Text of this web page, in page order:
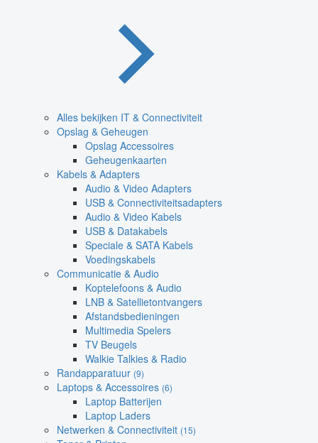
Alles bekijken IT & Connectiviteit
Opslag & Geheugen
Opslag Accessoires
Geheugenkaarten
Kabels & Adapters
Audio & Video Adapters
USB & Connectiviteitsadapters
Audio & Video Kabels
USB & Datakabels
Speciale & SATA Kabels
Voedingskabels
Communicatie & Audio
Koptelefoons & Audio
LNB & Satellietontvangers
Afstandsbedieningen
Multimedia Spelers
TV Beugels
Walkie Talkies & Radio
Randapparatuur (9)
Laptops & Accessoires (6)
Laptop Batterijen
Laptop Laders
Netwerken & Connectiviteit (15)